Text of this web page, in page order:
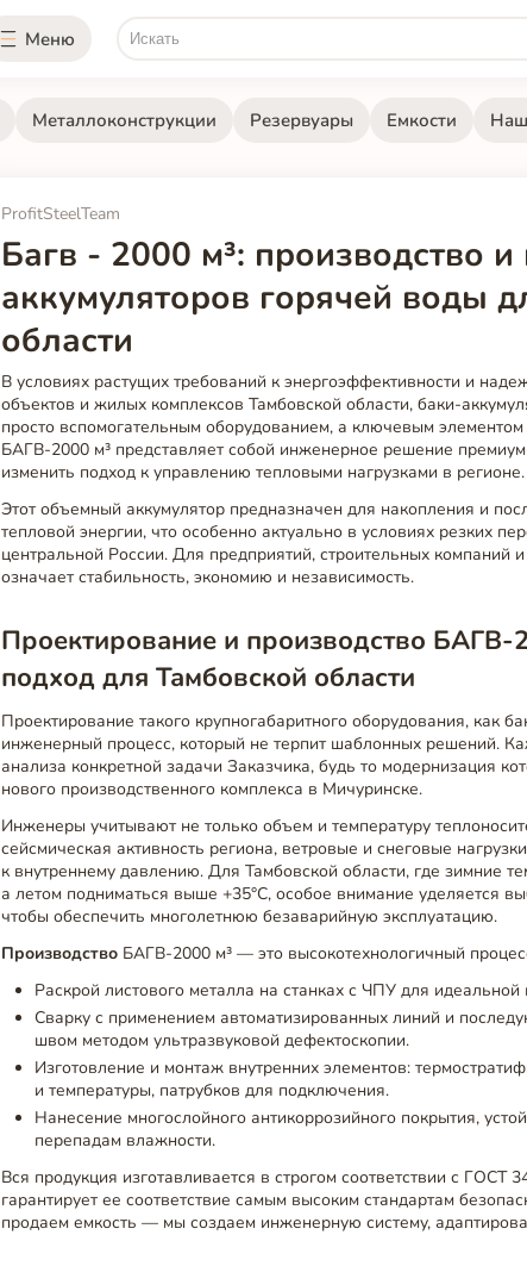
Меню
Металлоконструкции Резервуары Емкости
ProfitSteelTeam
Багв - 2000 м³: производство
аккумуляторов горячей воды
области
В условиях растущих требований к энергоэффективности и
объектов и жилых комплексов Тамбовской области, баки-
просто вспомогательным оборудованием, а ключевым
БАГВ-2000 м³ представляет собой инженерное решение
изменить подход к управлению тепловыми нагрузками в регионе.
Этот объемный аккумулятор предназначен для накопления и
тепловой энергии, что особенно актуально в условиях резких
центральной России. Для предприятий, строительных компаний
означает стабильность, экономию и независимость.
Проектирование и производство БАГВ-
подход для Тамбовской области
Проектирование такого крупногабаритного оборудования, как
инженерный процесс, который не терпит шаблонных решений.
анализа конкретной задачи Заказчика, будь то модернизация
нового производственного комплекса в Мичуринске.
Инженеры учитывают не только объем и температуру
сейсмическая активность региона, ветровые и снеговые
к внутреннему давлению. Для Тамбовской области, где зимние
а летом подниматься выше +35°C, особое внимание уделяется
чтобы обеспечить многолетнюю безаварийную эксплуатацию.
Производство БАГВ-2000 м³ — это высокотехнологичный
Раскрой листового металла на станках с ЧПУ для идеальной
Сварку с применением автоматизированных линий и
швом методом ультразвуковой дефектоскопии.
Изготовление и монтаж внутренних элементов:
и температуры, патрубков для подключения.
Нанесение многослойного антикоррозийного покрытия,
перепадам влажности.
Вся продукция изготавливается в строгом соответствии с
гарантирует ее соответствие самым высоким стандартам
продаем емкость — мы создаем инженерную систему,